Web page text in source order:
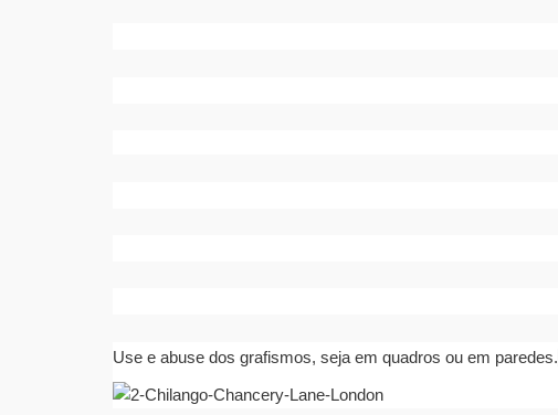
Use e abuse dos grafismos, seja em quadros ou em paredes.